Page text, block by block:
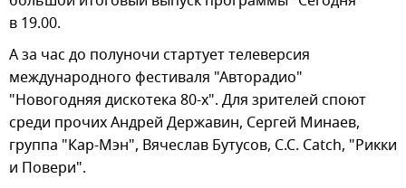
в 19.00.
А за час до полуночи стартует телеверсия
международного фестиваля "Авторадио"
"Новогодняя дискотека 80-х". Для зрителей споют
среди прочих Андрей Державин, Сергей Минаев,
группа "Кар-Мэн", Вячеслав Бутусов, C.C. Catch, "Рикки
и Повери".